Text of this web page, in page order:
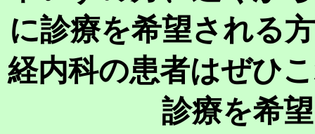
に診療を希望される
経内科の患者はぜひ
診療を希